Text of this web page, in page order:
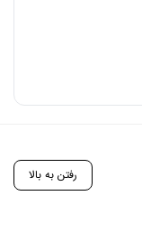
رفتن به بالا